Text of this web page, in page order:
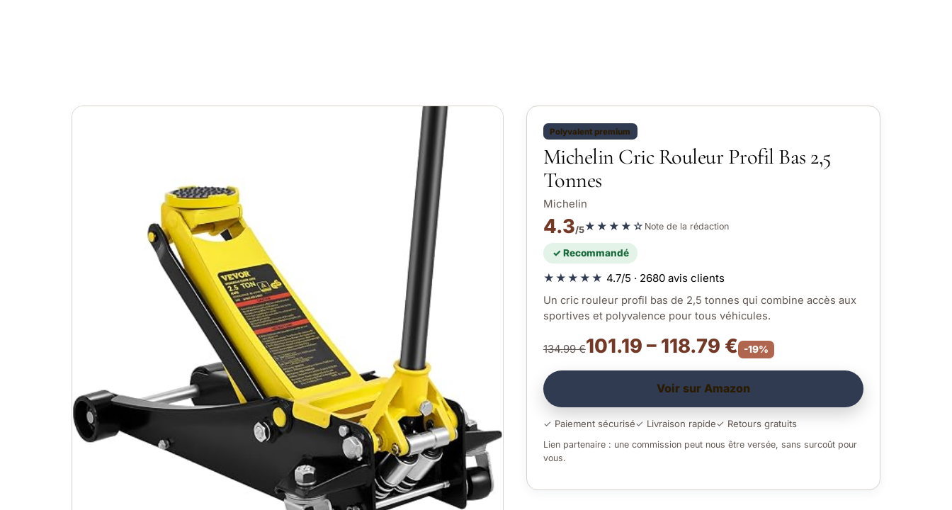
Polyvalent premium
Michelin Cric Rouleur Profil Bas 2,5
Tonnes
Michelin
4.3/5★★★★☆ Note de la rédaction
✓ Recommandé
★★★★★ 4.7/5 · 2680 avis clients
Un cric rouleur profil bas de 2,5 tonnes qui combine accès aux
sportives et polyvalence pour tous véhicules.
134.99 €101.19 – 118.79 € -19%
Voir sur Amazon
✓ Paiement sécurisé✓ Livraison rapide✓ Retours gratuits
Lien partenaire : une commission peut nous être versée, sans surcoût pour
vous.